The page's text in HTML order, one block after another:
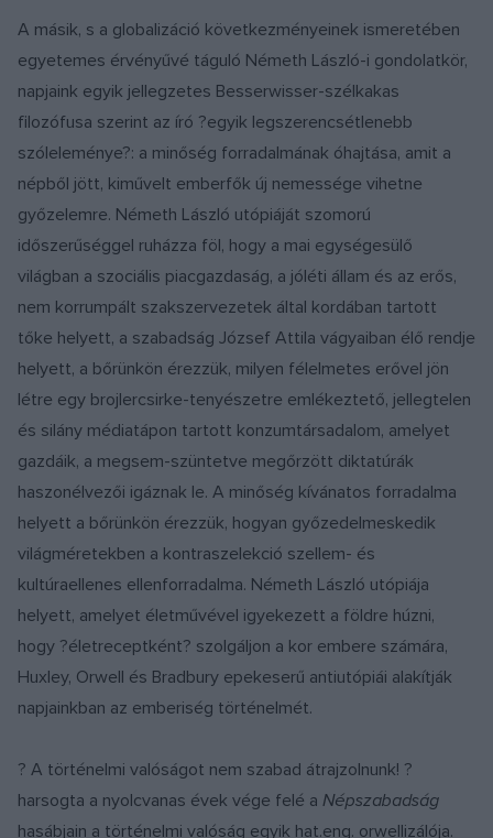
A másik, s a globalizáció következményeinek ismeretében
egyetemes érvényűvé táguló Németh László-i gondolatkör,
napjaink egyik jellegzetes Besserwisser-szélkakas
filozófusa szerint az író ?egyik legszerencsétlenebb
szóleleménye?: a minőség forradalmának óhajtása, amit a
népből jött, kiművelt emberfők új nemessége vihetne
győzelemre. Németh László utópiáját szomorú
időszerűséggel ruházza föl, hogy a mai egységesülő
világban a szociális piacgazdaság, a jóléti állam és az erős,
nem korrumpált szakszervezetek által kordában tartott
tőke helyett, a szabadság József Attila vágyaiban élő rendje
helyett, a bőrünkön érezzük, milyen félelmetes erővel jön
létre egy brojlercsirke-tenyészetre emlékeztető, jellegtelen
és silány médiatápon tartott konzumtársadalom, amelyet
gazdáik, a megsem-szüntetve megőrzött diktatúrák
haszonélvezői igáznak le. A minőség kívánatos forradalma
helyett a bőrünkön érezzük, hogyan győzedelmeskedik
világméretekben a kontraszelekció szellem- és
kultúraellenes ellenforradalma. Németh László utópiája
helyett, amelyet életművével igyekezett a földre húzni,
hogy ?életreceptként? szolgáljon a kor embere számára,
Huxley, Orwell és Bradbury epekeserű antiutópiái alakítják
napjainkban az emberiség történelmét.
? A történelmi valóságot nem szabad átrajzolnunk! ?
harsogta a nyolcvanas évek vége felé a Népszabadság
hasábjain a történelmi valóság egyik hat.eng. orwellizálója.